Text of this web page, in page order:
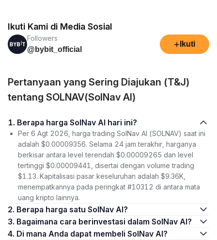
Ikuti Kami di Media Sosial
Followers
@bybit_official
+ Ikuti
Pertanyaan yang Sering Diajukan (T&J)
tentang SOLNAV(SolNav AI)
1. Berapa harga SolNav AI hari ini?
Per 6 Agt 2026, harga trading SolNav AI (SOLNAV) saat ini
adalah $0.00009356. Selama 24 jam terakhir, harganya
berkisar antara level terendah $0.00009265 dan level
tertinggi $0.00009441, disertai dengan volume trading
$1.13. Kapitalisasi pasar keseluruhan adalah $9.36K,
menempatkannya pada peringkat #10312 di antara mata
uang kripto lainnya.
2. Berapa harga satu SolNav AI?
3. Bagaimana cara berinvestasi dalam SolNav AI?
4. Di mana Anda dapat membeli SolNav AI?